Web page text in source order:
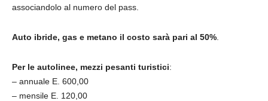
associandolo al numero del pass.
Auto ibride, gas e metano il costo sarà pari al 50%
Per le autolinee, mezzi pesanti turistici:
– annuale E. 600,00
– mensile E. 120,00